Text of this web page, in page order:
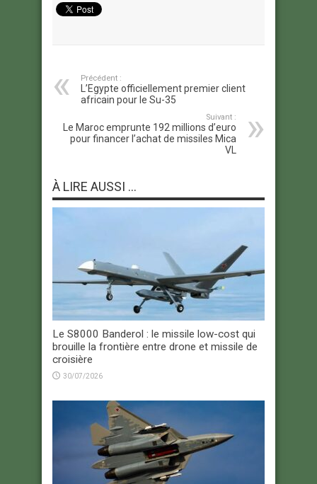
Précédent :
L’Egypte officiellement premier client
africain pour le Su-35
Suivant :
Le Maroc emprunte 192 millions d’euro
pour financer l’achat de missiles Mica
VL
À LIRE AUSSI ...
Le S8000 Banderol : le missile low-cost qui
brouille la frontière entre drone et missile de
croisière
30/07/2026